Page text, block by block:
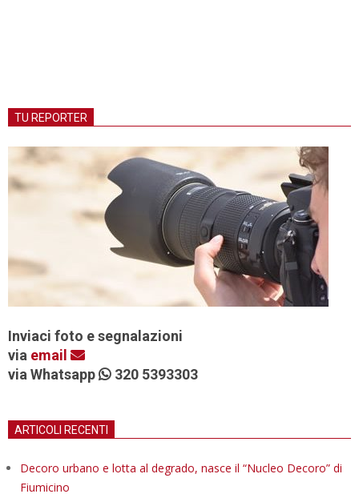
TU REPORTER
Inviaci foto e segnalazioni
via email
via Whatsapp
320 5393303
ARTICOLI RECENTI
Decoro urbano e lotta al degrado, nasce il “Nucleo Decoro” di
Fiumicino